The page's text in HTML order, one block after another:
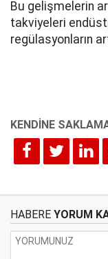
Bu gelişmelerin
takviyeleri
regülasyonların
HABERE YORUM